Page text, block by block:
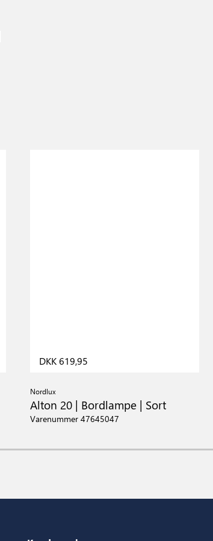
DKK 619,95
Nordlux
Alton 20 | Bordlampe | Sort
Varenummer 47645047